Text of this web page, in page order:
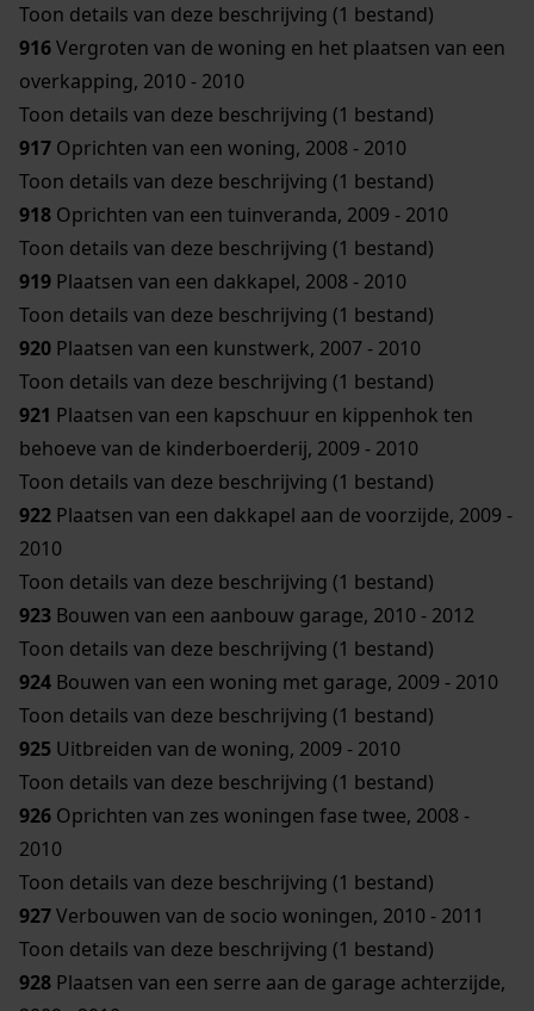
Toon details van deze beschrijving (1 bestand)
916Vergroten van de woning en het plaatsen van een
overkapping, 2010 - 2010
Toon details van deze beschrijving (1 bestand)
917 Oprichten van een woning, 2008 - 2010
Toon details van deze beschrijving (1 bestand)
918 Oprichten van een tuinveranda, 2009 - 2010
Toon details van deze beschrijving (1 bestand)
919 Plaatsen van een dakkapel, 2008 - 2010
Toon details van deze beschrijving (1 bestand)
920 Plaatsen van een kunstwerk, 2007 - 2010
Toon details van deze beschrijving (1 bestand)
921 Plaatsen van een kapschuur en kippenhok ten
behoeve van de kinderboerderij, 2009 - 2010
Toon details van deze beschrijving (1 bestand)
922 Plaatsen van een dakkapel aan de voorzijde, 2009 -
2010
Toon details van deze beschrijving (1 bestand)
923 Bouwen van een aanbouw garage, 2010 - 2012
Toon details van deze beschrijving (1 bestand)
924 Bouwen van een woning met garage, 2009 - 2010
Toon details van deze beschrijving (1 bestand)
925 Uitbreiden van de woning, 2009 - 2010
Toon details van deze beschrijving (1 bestand)
926 Oprichten van zes woningen fase twee, 2008 -
2010
Toon details van deze beschrijving (1 bestand)
927Verbouwen van de socio woningen, 2010 - 2011
Toon details van deze beschrijving (1 bestand)
928 Plaatsen van een serre aan de garage achterzijde,